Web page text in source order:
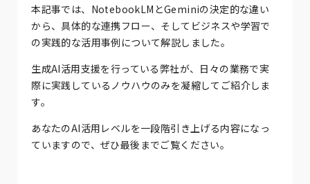
本記事では、NotebookLMとGeminiの決定的な違い
から、具体的な連携フロー、そしてビジネスや学習で
の実践的な活用事例について解説しました。
生成AI活用支援を行っている弊社が、日々の業務で実
際に実践しているノウハウのみを凝縮してご紹介しま
す。
あなたのAI活用レベルを一段階引き上げる内容になっ
ていますので、ぜひ最後までご覧ください。